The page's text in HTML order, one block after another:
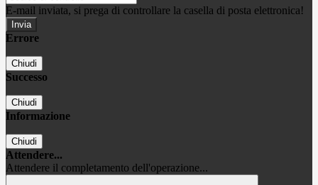
E-mail inviata, si prega di controllare la casella di posta elettronica!
Errore
Chiudi
Successo
Chiudi
Informazione
Chiudi
Attendere...
Attendere il completamento dell'operazione...